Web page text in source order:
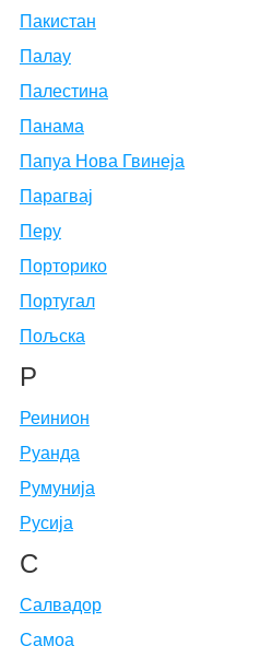
Пакистан
Палау
Палестина
Панама
Папуа Нова Гвинеја
Парагвај
Перу
Порторико
Португал
Пољска
Р
Реинион
Руанда
Румунија
Русија
С
Салвадор
Самоа